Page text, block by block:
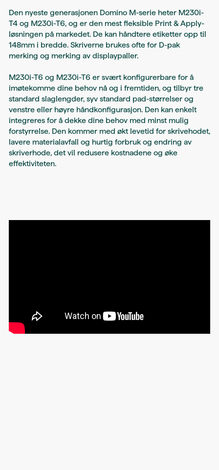
Den nyeste generasjonen Domino M-serie heter M230i-
T4 og M230i-T6, og er den mest fleksible Print & Apply-
løsningen på markedet. De kan håndtere etiketter opp til
148mm i bredde. Skriverne brukes ofte for D-pak
merking og merking av displaypaller.
M230i-T6 og M230i-T6 er svært konfigurerbare for å
imøtekomme dine behov nå og i fremtiden, og tilbyr tre
standard slaglengder, syv standard pad-størrelser og
venstre eller høyre håndkonfigurasjon. Den kan enkelt
integreres for å dekke dine behov med minst mulig
forstyrrelse. Den kommer med økt levetid for skrivehodet,
lavere materialavfall og hurtig forbruk og endring av
skriverhode, det vil redusere kostnadene og øke
effektiviteten.